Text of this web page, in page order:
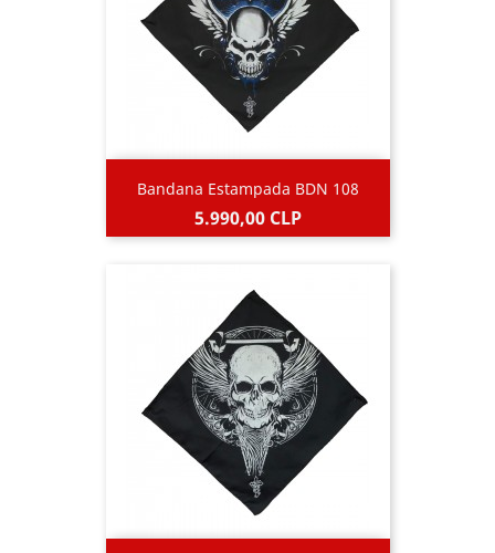
Bandana Estampada BDN 108
Precio
5.990,00 CLP